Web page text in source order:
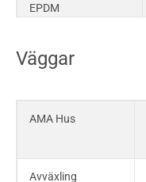
EPDM
Fingerskarv
Glespanel
C30; C24; C18; C14
Väggar
AMA Hus
Avväxling